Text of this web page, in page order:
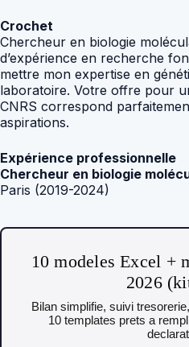
Crochet
Chercheur en biologie
d’expérience en recherche
mettre mon expertise en
laboratoire. Votre offre pour
CNRS correspond
aspirations.
Expérience professionnelle
Chercheur en biologie
Paris (2019-2024)
10 modeles Excel +
2026
Bilan simplifie, suivi
10 templates prets a